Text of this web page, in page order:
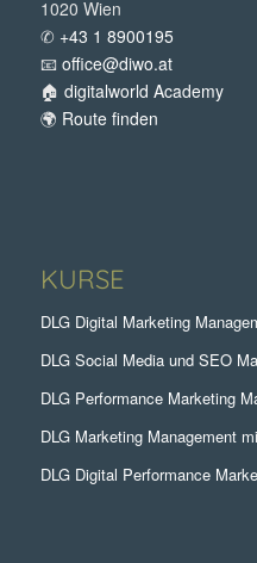
1020 Wien
✆ +43 1 8900195
📧 office@diwo.at
🏠 digitalworld Academy
🌍 Route finden
KURSE
DLG Digital Marketing
DLG Social Media und SEO
DLG Performance Marketing
DLG Marketing Management
DLG Digital Performance